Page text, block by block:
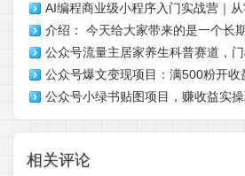
本】
AI编程商业级小程序入门实战营｜
站+小程序，掌握商业级开发方法
介绍： 今天给大家带来的是一个
小程序掘金。通过积累小程序客户
益。有流量主+小程序会员+项目库
式。该项目最大优势其实是客户粘
学员测试，每天200-300居多，也有
公众号流量主居家养生科普赛道，
强，转发率比同级别99％都要高
公众号爆文变现项目：满500粉开收
20-200元，10W爆款赚2000
公众号小绿书贴图项目，赚收益实
听话照少走90%弯路丨副业可做
相关评论